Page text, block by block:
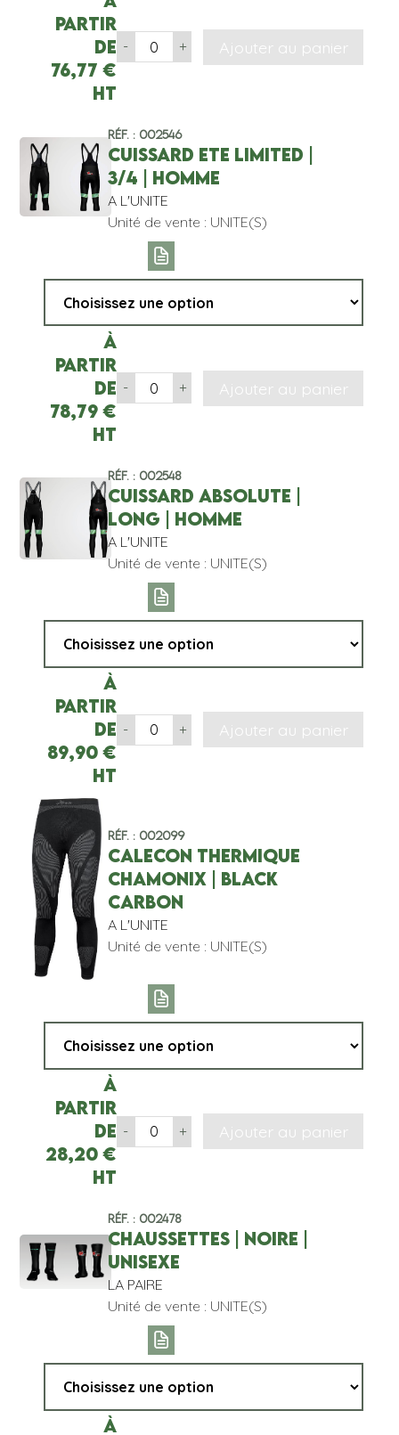
partir
de
76,77 €
HT
- + Ajouter au panier
Réf. : 002546
CUISSARD ETE LIMITED |
3/4 | HOMME
A L'UNITE
Unité de vente : UNITE(S)
À
partir
de
78,79 €
HT
- + Ajouter au panier
Réf. : 002548
CUISSARD ABSOLUTE |
LONG | HOMME
A L'UNITE
Unité de vente : UNITE(S)
À
partir
de
89,90 €
HT
- + Ajouter au panier
Réf. : 002099
CALECON THERMIQUE
CHAMONIX | BLACK
CARBON
A L'UNITE
Unité de vente : UNITE(S)
À
partir
de
28,20 €
HT
- + Ajouter au panier
Réf. : 002478
CHAUSSETTES | NOIRE |
UNISEXE
LA PAIRE
Unité de vente : UNITE(S)
À